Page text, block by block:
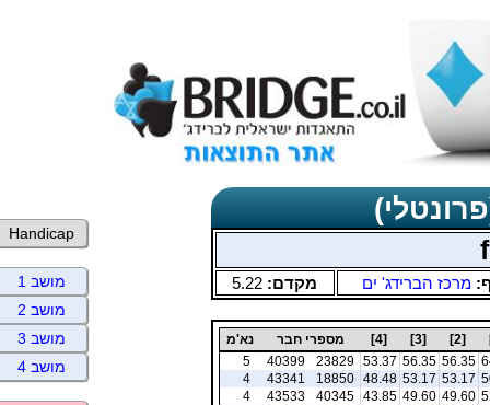
מרכז הברידג' ים מקדם: 5.22
[2]
[3]
[4] מספרי חבר
נא'מ
56.35
56.35
53.37
23829
40399
5
53.17
53.17
48.48
18850
43341
4
49.60
49.60
43.85
40345
43533
4
Handicap
מושב 1
מושב 2
מושב 3
מושב 4